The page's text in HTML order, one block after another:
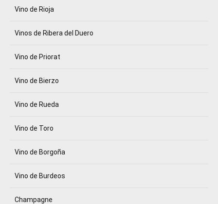
Vino de Rioja
Vinos de Ribera del Duero
Vino de Priorat
Vino de Bierzo
Vino de Rueda
Vino de Toro
Vino de Borgoña
Vino de Burdeos
Champagne